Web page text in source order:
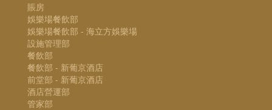
賬房
娛樂場餐飲部
娛樂場餐飲部 - 海立方娛樂場
設施管理部
餐飲部
餐飲部 - 新葡京酒店
前堂部 - 新葡京酒店
酒店營運部
管家部